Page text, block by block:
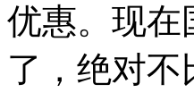
优惠。现在
了，绝对